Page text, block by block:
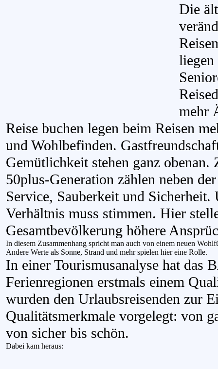
Die
mehr
Reise buchen legen beim Reisen
und Wohlbefinden.
Gemütlichkeit stehen ganz obenan.
50plus-Generation zählen neben
Service, Sauberkeit und
Verhältnis muss stimmen. Hier
Gesamtbevölkerung höhere
In diesem Zusammenhang spricht man auch von einem neuen
Andere Werte als Sonne, Strand und mehr spielen hier eine Rolle.
In einer Tourismusanalyse hat das
Ferienregionen erstmals einem
wurden den Urlaubsreisenden zur
Qualitätsmerkmale vorgelegt: von
von sicher bis schön.
Dabei kam heraus: